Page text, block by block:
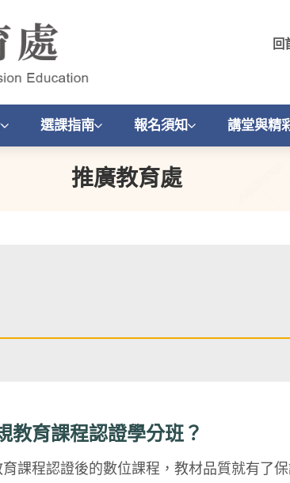
回
選課指南 報名須知 講堂與精
推廣教育處
教育課程認證學分班？
課程認證後的數位課程，教材品質就有了